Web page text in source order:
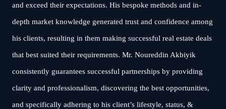
and exceed their expectations. His bespoke methods and in-
depth market knowledge generated trust and confidence among
his clients, resulting in them making successful real estate deals
that best suited their requirements. Mr. Noureddin Akbiyik
consistently guarantees successful partnerships by providing
clarity and professionalism, discovering the best opportunities,
and specifically adhering to his client’s lifestyle, status, &